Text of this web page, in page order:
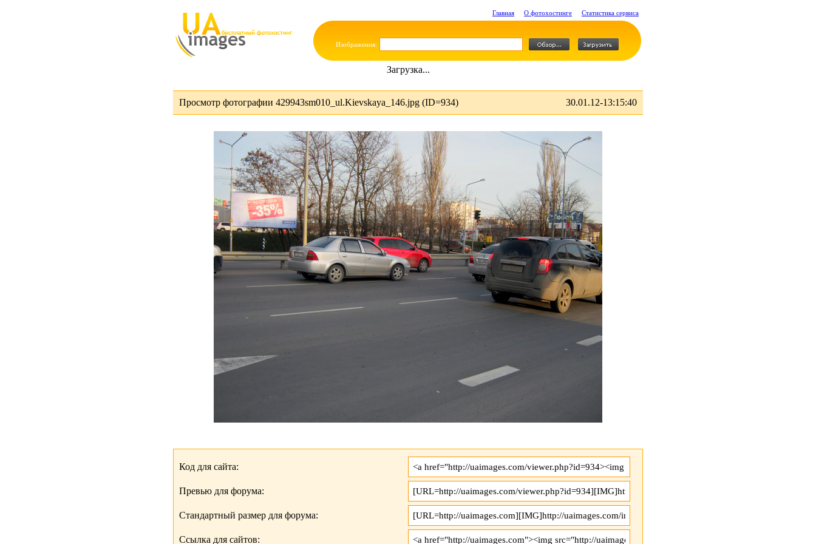
Главная О фотохостинге Статистика сервиса
Изображения:
Загрузка...
Просмотр фотографии 429943sm010_ul.Kievskaya_146.jpg (ID=934) 30.01.12-13:15:40
Код для сайта:
Превью для форума:
Стандартный размер для форума:
Ссылка для сайтов: